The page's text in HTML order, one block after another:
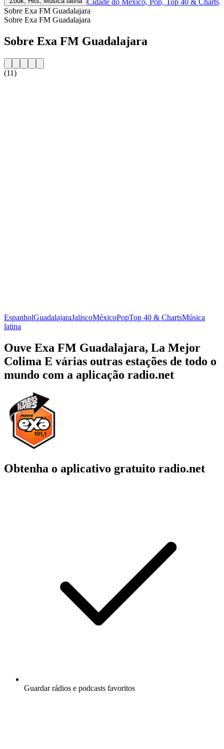
Sobre Exa FM Guadalajara
Sobre Exa FM Guadalajara
Sobre Exa FM Guadalajara
(11)
EspanholGuadalajaraJaliscoMéxicoPopTop 40 & ChartsMúsica
latina
Ouve Exa FM Guadalajara, La Mejor
Colima E várias outras estações de todo o
mundo com a aplicação radio.net
Obtenha o aplicativo gratuito radio.net
Guardar rádios e podcasts favoritos